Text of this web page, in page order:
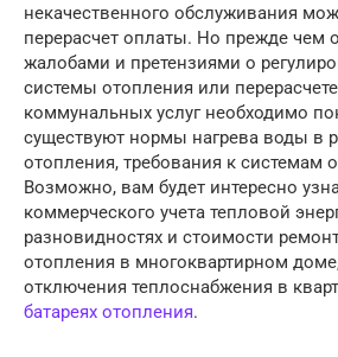
некачественного обслуживания
перерасчет оплаты. Но прежде чем
жалобами и претензиями о
системы отопления или
коммунальных услуг необходимо
существуют нормы нагрева воды в
отопления, требования к системам
Возможно, вам будет интересно
коммерческого учета тепловой
разновидностях и стоимости
отопления в многоквартирном
отключения теплоснабжения в
батареях отопления.